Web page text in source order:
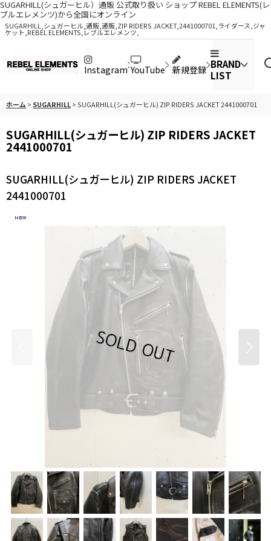
SUGARHILL(シュガーヒル）通販 公式取り扱い ショップ REBEL ELEMENTS(レ
ブルエレメンツ)から全国にオンライン
SUGARHILL,シュガーヒル,通販,通販,ZIP RIDERS JACKET,2441000701,ライダース,ジャ
ケット,REBEL ELEMENTS,レブルエレメンツ,
Instagram YouTube 新規登録 BRAND
LIST
ホーム > SUGARHILL> SUGARHILL(シュガーヒル) ZIP RIDERS JACKET 2441000701
SUGARHILL(シュガーヒル) ZIP RIDERS JACKET
2441000701
SUGARHILL(シュガーヒル) ZIP RIDERS JACKET
2441000701